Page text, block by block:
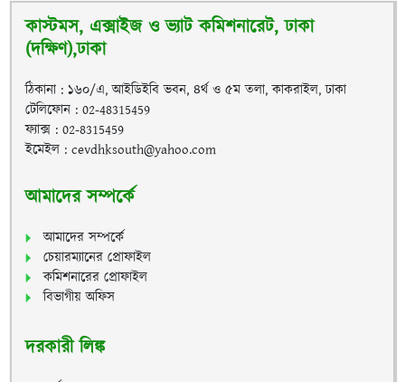
কাস্টমস, এক্সাইজ ও ভ্যাট কমিশনারেট, ঢাকা
(দক্ষিণ),ঢাকা
ঠিকানা : ১৬০/এ, আইডিইবি ভবন, ৪র্থ ও ৫ম তলা, কাকরাইল, ঢাকা
টেলিফোন : 02-48315459
ফ্যাক্স : 02-8315459
ইমেইল : cevdhksouth@yahoo.com
আমাদের সম্পর্কে
আমাদের সম্পর্কে
চেয়ারম্যানের প্রোফাইল
কমিশনারের প্রোফাইল
বিভাগীয় অফিস
দরকারী লিঙ্ক